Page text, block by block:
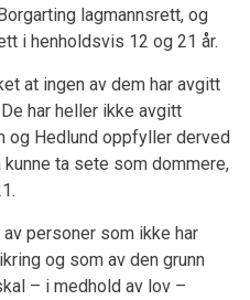
lagmannsrett, og
i henholdsvis 12 og 21 år.
at ingen av dem har avgitt
har heller ikke avgitt
og Hedlund oppfyller derved
ta sete som dommere,
personer som ikke har
og som av den grunn
– i medhold av lov –